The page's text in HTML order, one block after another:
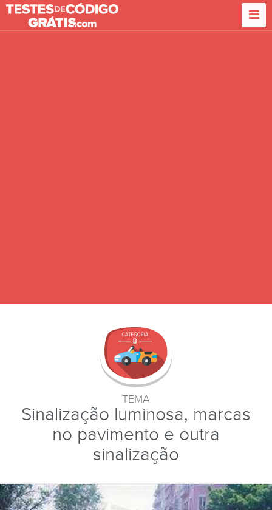
TEMA
Sinalização luminosa, marcas
no pavimento e outra
sinalização